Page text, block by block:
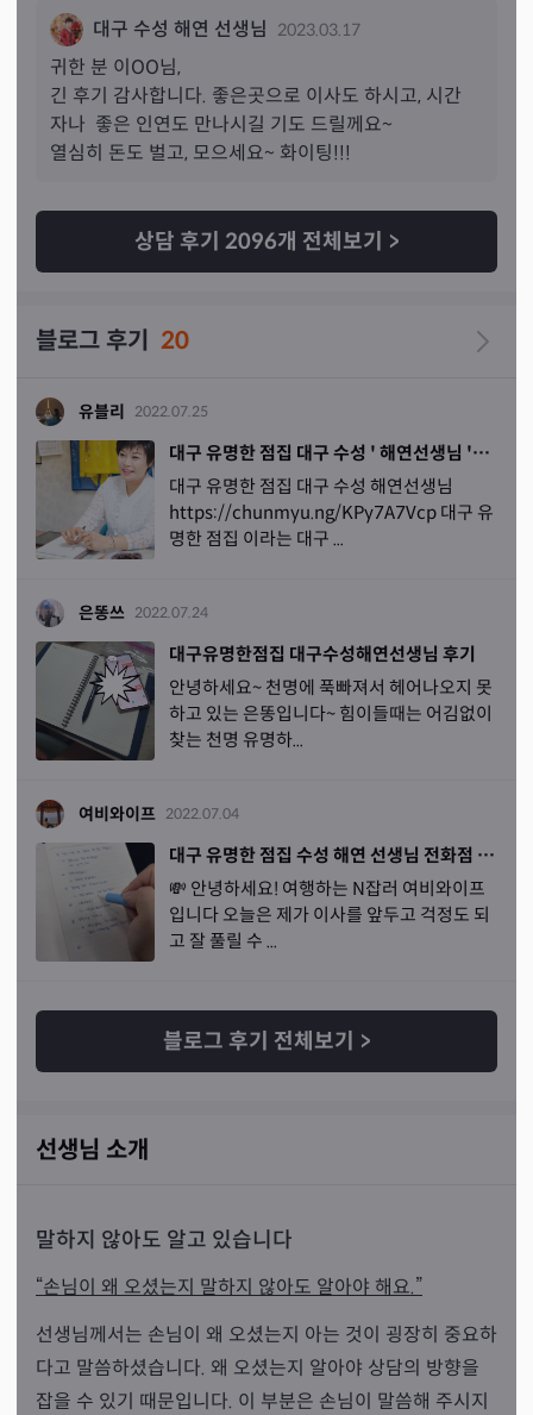
오는 집으로 이사 하시라고 하셨습니다 그리고 제가 요즘
금전문제와 회사 문제로도 너무 머리가 아파서 여쭤보니 일
단 기숙사로 먼저 들어가서 살다가 여름쯤 나오라고 하셨어
요 ㅎㅎ 전세는 무조건 되니까 괜찮다고 하셨어요! 안그래
도 지금 기숙사와 전세 둘중 어디로 가야 좋을지 고민 했었
으고 나중에 천천히 가도 된다고 하셔서 그냥 기숙사로 들
어갔다가 전세금 조금이라도 모아서 나오려구요 ㅎㅎ 뭔가
고민이 많고 머리가 많이 아팠는데 선생님과 통화하고나니
성향과 성격을 확실하게 말씀 주시길래 엄청 소름 돋았어
자친구는 자기밖에 모른다고 이기적이라고 하시면서 돈도
자기한테 쓰는건 안아까운데 저한테 쓰는거 엄청 아까워한
다고 하는데 진짜… 와 제가 이태까지 생각하고 불만이었
던 ? 부분들을 족집게처럼 말씀해주시길래 엄청 놀랐습니
… 남자는 또 들어오신다고 걱정하지말라고까지 말씀
해주셔서 정말 감사했습니다 진짜진짜 좋은 상담에 너무 시
수있어서 너무 감사드립니다 !
대구 수성 해연 선생님 2023.03.17
귀한 분 이 OO님,
긴 후기 감사합니다. 좋은곳으로 이사도 하시고, 시간
자나  좋은 인연도 만나시길 기도 드릴께요~
열심히 돈도 벌고, 모으세요~ 화이팅!!!
상담 후기 2096개 전체보기 >
블로그 후기 20
유블리 2022.07.25
대구 유명한 점집 대구 수성 ' 해연선생님 '에게 전화신점보고 난 후 !!
대구 유명한 점집 대구 수성 해연선생님
https://chunmyu.ng/KPy7A7Vcp 대구 유
명한 점집 이라는 대구 ...
은똥쓰 2022.07.24
대구유명한점집 대구수성해연선생님 후기
안녕하세요~ 천명에 푹빠져서 헤어나오지 못
하고 있는 은똥입니다~ 힘이들때는 어김없이
찾는 천명 유명하...
여비와이프 2022.07.04
대구 유명한 점집 수성 해연 선생님 전화점 잘보는 곳
💸 안녕하세요! 여행하는 N잡러 여비와이프
입니다 오늘은 제가 이사를 앞두고 걱정도 되
고 잘 풀릴 수 ...
블로그 후기 전체보기 >
선생님 소개
말하지 않아도 알고 있습니다
“손님이 왜 오셨는지 말하지 않아도 알아야 해요.”
선생님께서는 손님이 왜 오셨는지 아는 것이 굉장히 중요하
다고 말씀하셨습니다. 왜 오셨는지 알아야 상담의 방향을
잡을 수 있기 때문입니다. 이 부분은 손님이 말씀해 주시지